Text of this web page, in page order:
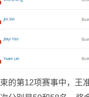
的第12项赛事中，王